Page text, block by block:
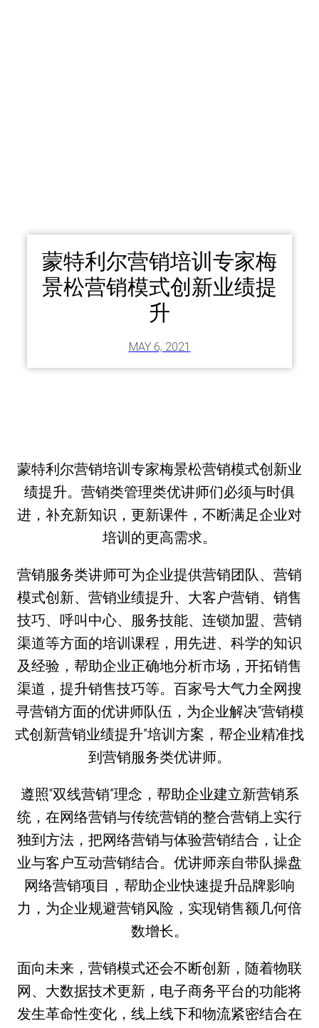
蒙特利尔营销培训专家梅
景松营销模式创新业绩提
升
MAY 6, 2021
蒙特利尔营销培训专家梅景松营销模式创新业
绩提升。营销类管理类优讲师们必须与时俱
进，补充新知识，更新课件，不断满足企业对
培训的更高需求。
营销服务类讲师可为企业提供营销团队、营销
模式创新、营销业绩提升、大客户营销、销售
技巧、呼叫中心、服务技能、连锁加盟、营销
渠道等方面的培训课程，用先进、科学的知识
及经验，帮助企业正确地分析市场，开拓销售
渠道，提升销售技巧等。百家号大气力全网搜
寻营销方面的优讲师队伍，为企业解决“营销模
式创新营销业绩提升”培训方案，帮企业精准找
到营销服务类优讲师。
遵照“双线营销”理念，帮助企业建立新营销系
统，在网络营销与传统营销的整合营销上实行
独到方法，把网络营销与体验营销结合，让企
业与客户互动营销结合。优讲师亲自带队操盘
网络营销项目，帮助企业快速提升品牌影响
力，为企业规避营销风险，实现销售额几何倍
数增长。
面向未来，营销模式还会不断创新，随着物联
网、大数据技术更新，电子商务平台的功能将
发生革命性变化，线上线下和物流紧密结合在